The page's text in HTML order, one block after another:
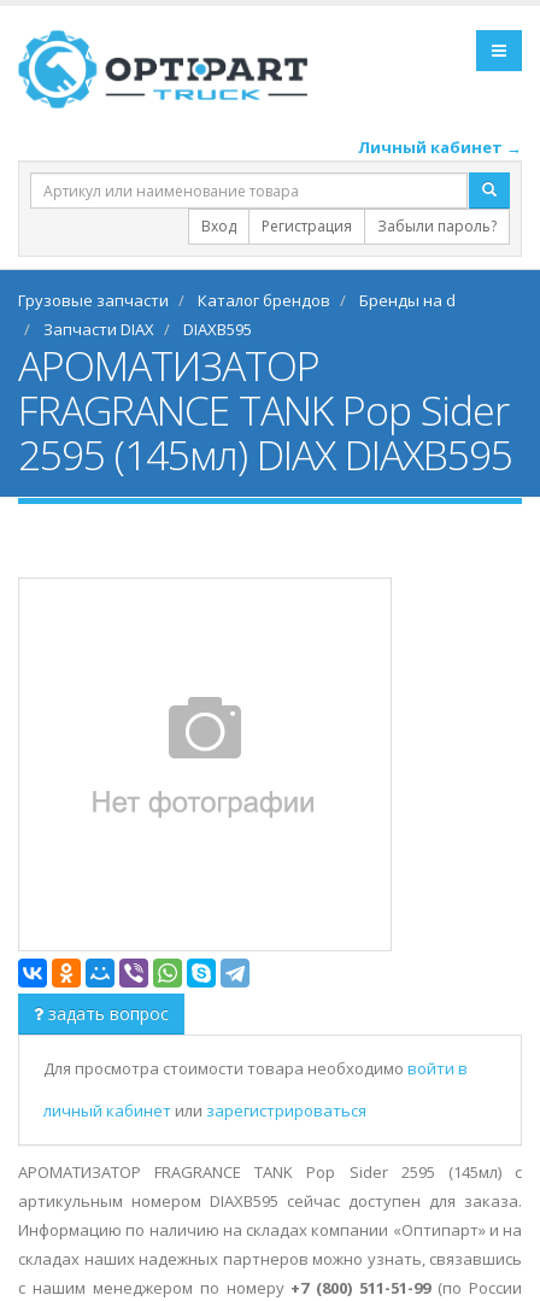
Личный кабинет →
Вход Регистрация Забыли пароль?
Грузовые запчасти Каталог брендов
Бренды на d
Запчасти DIAX
DIAXB595
АРОМАТИЗАТОР
FRAGRANCE TANK Pop Sider
2595 (145мл) DIAX DIAXB595
задать вопрос
Для просмотра стоимости товара необходимо войти в
личный кабинет или зарегистрироваться
АРОМАТИЗАТОР FRAGRANCE TANK Pop Sider 2595 (145мл) с
артикульным номером DIAXB595 сейчас доступен для заказа.
Информацию по наличию на складах компании «Оптипарт» и на
складах наших надежных партнеров можно узнать, связавшись
с нашим менеджером по номеру +7 (800) 511-51-99(по России